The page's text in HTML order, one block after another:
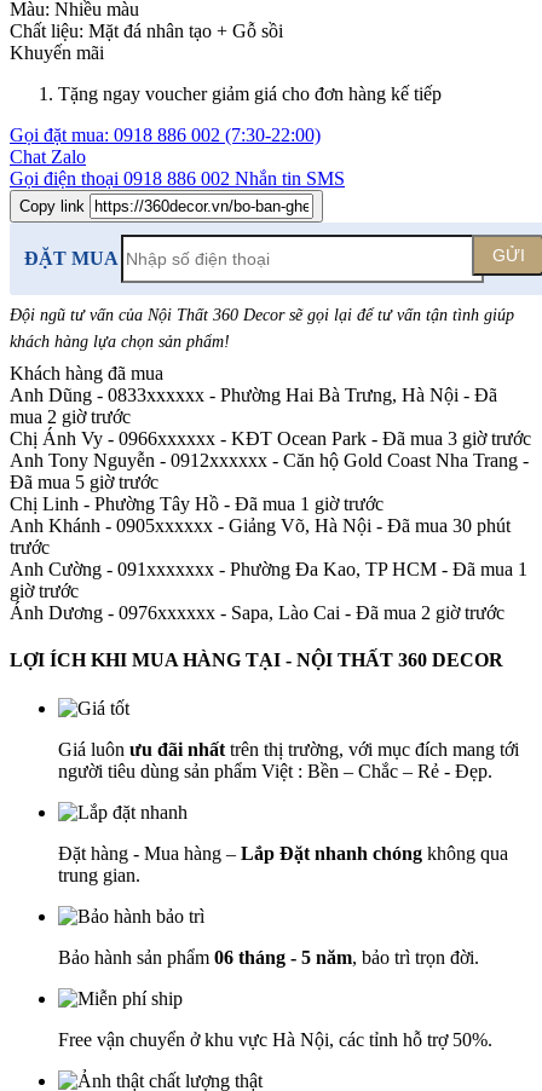
Màu: Nhiều màu
Chất liệu: Mặt đá nhân tạo + Gỗ sồi
Khuyến mãi
Tặng ngay voucher giảm giá cho đơn hàng kế tiếp
Gọi đặt mua: 0918 886 002 (7:30-22:00)
Chat Zalo
Gọi điện thoại 0918 886 002 Nhắn tin SMS
Copy link
ĐẶT MUA GỬI
Đội ngũ tư vấn của Nội Thất 360 Decor sẽ gọi lại để tư vấn tận tình giúp
khách hàng lựa chọn sản phẩm!
Khách hàng đã mua
Anh Dũng - 0833xxxxxx - Phường Hai Bà Trưng, Hà Nội - Đã
mua 2 giờ trước
Chị Ánh Vy - 0966xxxxxx - KĐT Ocean Park - Đã mua 3 giờ trước
Anh Tony Nguyễn - 0912xxxxxx - Căn hộ Gold Coast Nha Trang -
Đã mua 5 giờ trước
Chị Linh - Phường Tây Hồ - Đã mua 1 giờ trước
Anh Khánh - 0905xxxxxx - Giảng Võ, Hà Nội - Đã mua 30 phút
trước
Anh Cường - 091xxxxxxx - Phường Đa Kao, TP HCM - Đã mua 1
giờ trước
Ánh Dương - 0976xxxxxx - Sapa, Lào Cai - Đã mua 2 giờ trước
LỢI ÍCH KHI MUA HÀNG TẠI - NỘI THẤT 360 DECOR
Giá luôn ưu đãi nhất trên thị trường, với mục đích mang tới
người tiêu dùng sản phẩm Việt : Bền – Chắc – Rẻ - Đẹp.
Đặt hàng - Mua hàng – Lắp Đặt nhanh chóng không qua
trung gian.
Bảo hành sản phẩm 06 tháng - 5 năm, bảo trì trọn đời.
Free vận chuyển ở khu vực Hà Nội, các tỉnh hỗ trợ 50%.